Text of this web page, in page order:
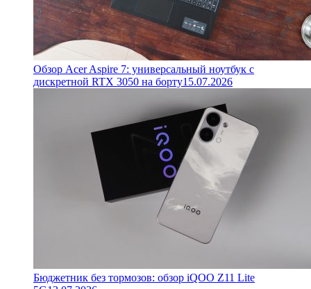
Обзор Acer Aspire 7: универсальный ноутбук с
дискретной RTX 3050 на борту15.07.2026
Бюджетник без тормозов: обзор iQOO Z11 Lite